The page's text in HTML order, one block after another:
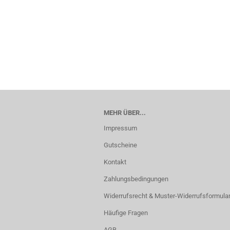
MEHR ÜBER...
Impressum
Gutscheine
Kontakt
Zahlungsbedingungen
Widerrufsrecht & Muster-Widerrufsformular
Häufige Fragen